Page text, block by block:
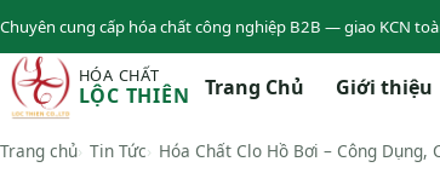
Chuyên cung cấp hóa chất công nghiệp B2B — giao KCN
HÓA CHẤT
LỘC THIÊN Trang Chủ Giới thiệu
Trang chủ Tin Tức Hóa Chất Clo Hồ Bơi – Công Dụng,